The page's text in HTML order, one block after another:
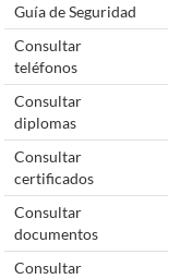
Guía de Seguridad
Consultar
teléfonos
Consultar
diplomas
Consultar
certificados
Consultar
documentos
Consultar